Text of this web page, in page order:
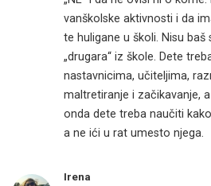
vanškolske aktivnosti i da
te huligane u školi. Nisu baš
„drugara“ iz škole. Dete
nastavnicima, učiteljima,
maltretiranje i začikavanje,
onda dete treba naučiti
a ne ići u rat umesto njega.
Irena